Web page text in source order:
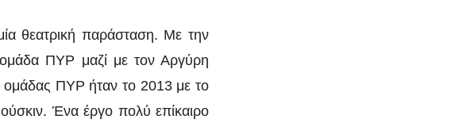
θεατρική παράσταση. Με την
ομάδα ΠΥΡ μαζί με τον Αργύρη
ΠΥΡ ήταν το 2013 με το
Ένα έργο πολύ επίκαιρο